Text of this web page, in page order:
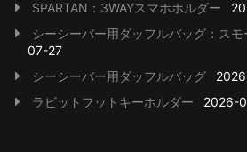
SPARTAN：3WAYスマホホルダー
シーシーバー用ダッフルバッグ：ス
07-27
シーシーバー用ダッフルバッグ
ラビットフットキーホルダー
2026-